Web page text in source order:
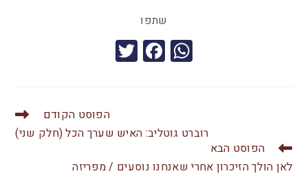
שתפו
W
h
A
p
F
a
b
o
er
הפוסט הקודם
רוברט גוטליב: האיש שערך הכל (חלק שני)
הפוסט הבא
לאן הולך הזיכרון אחרי שאנחנו נוסעים / מפריזה